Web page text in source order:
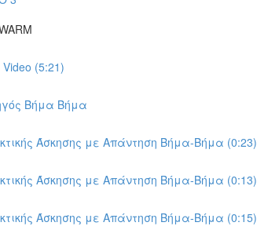
(5:21)
Βήμα Βήμα
Άσκησης με Απάντηση Βήμα-Βήμα (0:23)
Άσκησης με Απάντηση Βήμα-Βήμα (0:13)
Άσκησης με Απάντηση Βήμα-Βήμα (0:15)